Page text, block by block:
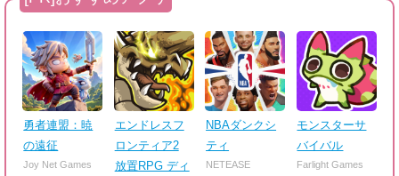
勇者連盟：暁
の遠征
Joy Net Games
エンドレスフ
ロンティア2
放置RPG ディ
NBAダンクシ
ティ
NETEASE
モンスターサ
バイバル
Farlight Games